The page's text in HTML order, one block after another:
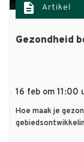
description Artikel
Gezondheid
16 feb om 11:00
Hoe maak je